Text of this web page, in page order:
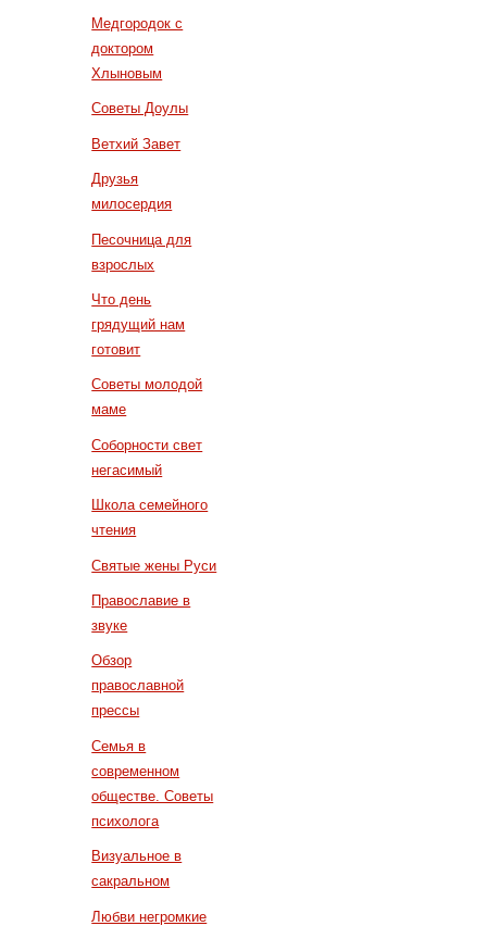
Медгородок с
доктором
Хлыновым
Советы Доулы
Ветхий Завет
Друзья
милосердия
Песочница для
взрослых
Что день
грядущий нам
готовит
Советы молодой
маме
Соборности свет
негасимый
Школа семейного
чтения
Святые жены Руси
Православие в
звуке
Обзор
православной
прессы
Семья в
современном
обществе. Советы
психолога
Визуальное в
сакральном
Любви негромкие